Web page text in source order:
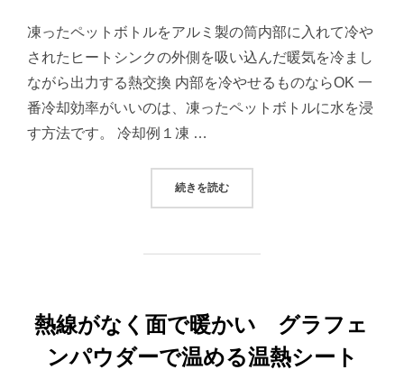
凍ったペットボトルをアルミ製の筒内部に入れて冷や
されたヒートシンクの外側を吸い込んだ暖気を冷まし
ながら出力する熱交換 内部を冷やせるものならOK 一
番冷却効率がいいのは、凍ったペットボトルに水を浸
す方法です。 冷却例１凍 …
続きを読む“冷媒に電気を使わないエコな冷風
熱線がなく面で暖かい グラフェ
ンパウダーで温める温熱シート